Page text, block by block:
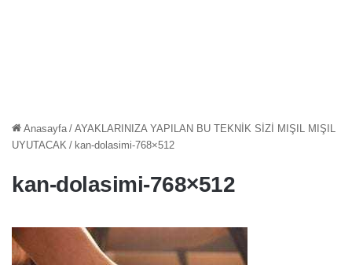
Anasayfa / AYAKLARINIZA YAPILAN BU TEKNİK SİZİ MIŞIL MIŞIL
UYUTACAK / kan-dolasimi-768×512
kan-dolasimi-768×512